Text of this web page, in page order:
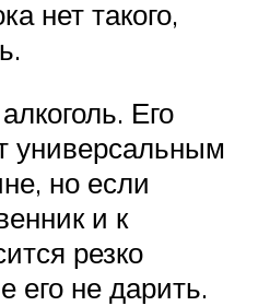
нет такого,
Его
универсальным
но если
и к
резко
его не дарить.